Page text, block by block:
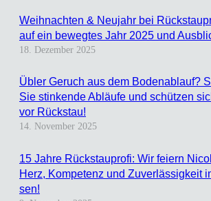
Weih­nach­ten & Neu­jahr bei
auf ein beweg­tes Jahr 2025 und
18. Dezember 2025
Übler Geruch aus dem Boden­ab­lauf?
Sie stin­ken­de Abläu­fe und schüt­zen
vor Rück­stau!
14. November 2025
15 Jah­re Rück­stau­pro­fi: Wir fei­ern
Herz, Kom­pe­tenz und Zuver­läs­sig­keit
sen!